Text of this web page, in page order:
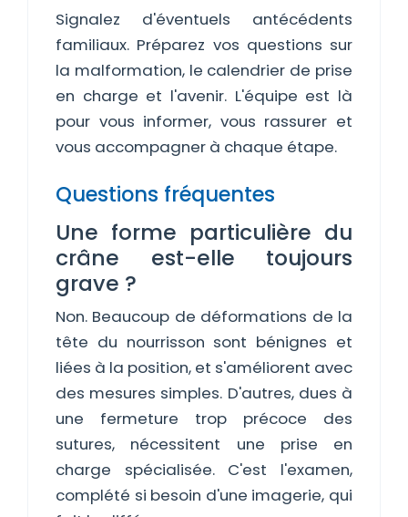
Signalez d'éventuels antécédents
familiaux. Préparez vos questions sur
la malformation, le calendrier de prise
en charge et l'avenir. L'équipe est là
pour vous informer, vous rassurer et
vous accompagner à chaque étape.
Questions fréquentes
Une forme particulière du
crâne est-elle toujours
grave ?
Non. Beaucoup de déformations de la
tête du nourrisson sont bénignes et
liées à la position, et s'améliorent avec
des mesures simples. D'autres, dues à
une fermeture trop précoce des
sutures, nécessitent une prise en
charge spécialisée. C'est l'examen,
complété si besoin d'une imagerie, qui